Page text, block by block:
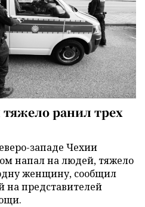
ранил трех
западе Чехии
напал на людей, тяжело
женщину, сообщил
на представителей